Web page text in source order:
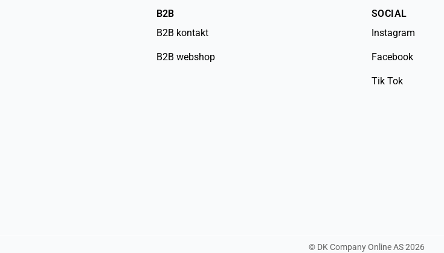
B2B
B2B kontakt
B2B webshop
SOCIAL
Instagram
Facebook
Tik Tok
© DK Company Online AS2026